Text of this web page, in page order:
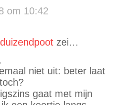
om 10:42
zei…
niet uit: beter laat
gaat met mijn